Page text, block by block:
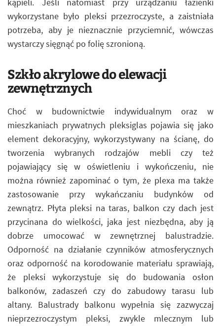
wykorzystane było pleksi przezroczyste, a zaistniała
potrzeba, aby je nieznacznie przyciemnić, wówczas
wystarczy sięgnąć po folię szronioną.
Szkło akrylowe do elewacji
zewnętrznych
Choć w budownictwie indywidualnym oraz w
mieszkaniach prywatnych pleksiglas pojawia się jako
element dekoracyjny, wykorzystywany na ścianę, do
tworzenia wybranych rodzajów mebli czy też
pojawiający się w oświetleniu i wykończeniu, nie
można również zapominać o tym, że plexa ma także
zastosowanie przy wykańczaniu budynków od
zewnątrz. Płyta pleksi na taras, balkon czy dach jest
przycinana do wielkości, jaka jest niezbędna, aby ją
dobrze umocować w zewnętrznej balustradzie.
Odporność na działanie czynników atmosferycznych
oraz odporność na korodowanie materiału sprawiają,
że pleksi wykorzystuje się do budowania osłon
balkonów, zadaszeń czy do zabudowy tarasu lub
altany. Balustrady balkonu wypełnia się zazwyczaj
nieprzezroczystym pleksi, zwykle mlecznym lub